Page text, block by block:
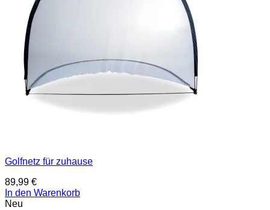
Golfnetz für zuhause
89,99 €
In den Warenkorb
Neu